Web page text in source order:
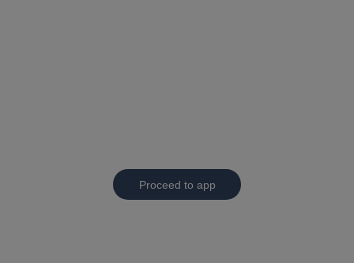
Proceed to app